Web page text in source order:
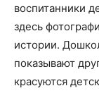
воспитанники
здесь
истории.
показывают
красуются